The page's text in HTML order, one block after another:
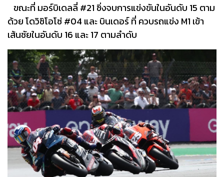
ขณะที่ มอร์บิเดลลี่ #21​ ซิ่งจบการแข่งขันในอันดับ 15 ตาม
ด้วย โดวิซิโอโซ่ #04​ และ บินเดอร์ ที่ ควบรถแข่ง M1 เข้า
เส้นชัยในอันดับ 16 และ 17 ตามลำดับ